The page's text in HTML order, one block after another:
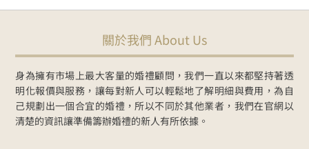
關於我們 About Us
身為擁有市場上最大客量的婚禮顧問，我們一直以來都堅持著透
明化報價與服務，讓每對新人可以輕鬆地了解明細與費用，為自
己規劃出一個合宜的婚禮，所以不同於其他業者，我們在官網以
清楚的資訊讓準備籌辦婚禮的新人有所依據。